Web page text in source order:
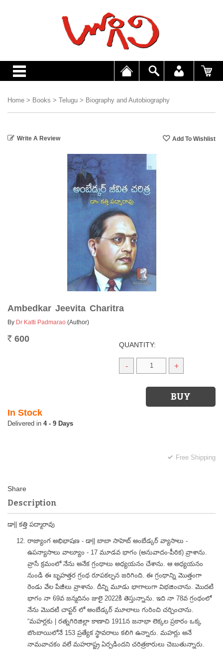
Home > Books > Telugu > Biography and Autobiography
Write A Review
Ambedkar Jeevita Charitra
By Dr Katti Padmarao (Author)
Rs. 600
QUANTITY:
- +
In Stock
4 - 9 Days
Free Shipping
Description
డా|| కత్తి పద్మారావు
రాజ్యాంగ అభిభాషణ - డా|| బాబా సాహెబ్ అంబేడ్కర్ వ్యాసాలు -
ఉపన్యాసాలు వాల్యూం - 17 మూడవ భాగం (అనువాదం-పీఠిక) వ్రాశాను.
వ్రాసే క్రమంలో నేను అనేక గ్రంథాలు అధ్యయనం చేశాను. ఆ అధ్యయనం
నుండి ఈ బృహత్తర గ్రంథ రూపకల్పన జరిగింది. ఈ గ్రంథాన్ని మొత్తంగా
రెండు వేల పేజీలు వ్రాశాను. దీన్ని మూడు భాగాలుగా విభజించాను. మొదటి
భాగం నా 69వ జన్మదినం జులై 2022కి తెస్తున్నాను. ఇది నా 78వ గ్రంథంలో
నేను మొదటి చాప్టర్ లో అంబేడ్కర్ మూలాలు గురించి చర్చించాను.
“మహర్లకు | రత్నగిరిజిల్లా కాణాచి 1911న జనాభా లెక్కల ప్రకారం ఒక్క
బొంబాయిలోనే 153 ప్రత్యేక స్థావరాలు కలిగి ఉన్నారు. మహర్లు అనే
నామవాచకం వలే మహరాష్ట్ర ఏర్పడిందని చరిత్రకారులు చెబుతున్నారు.